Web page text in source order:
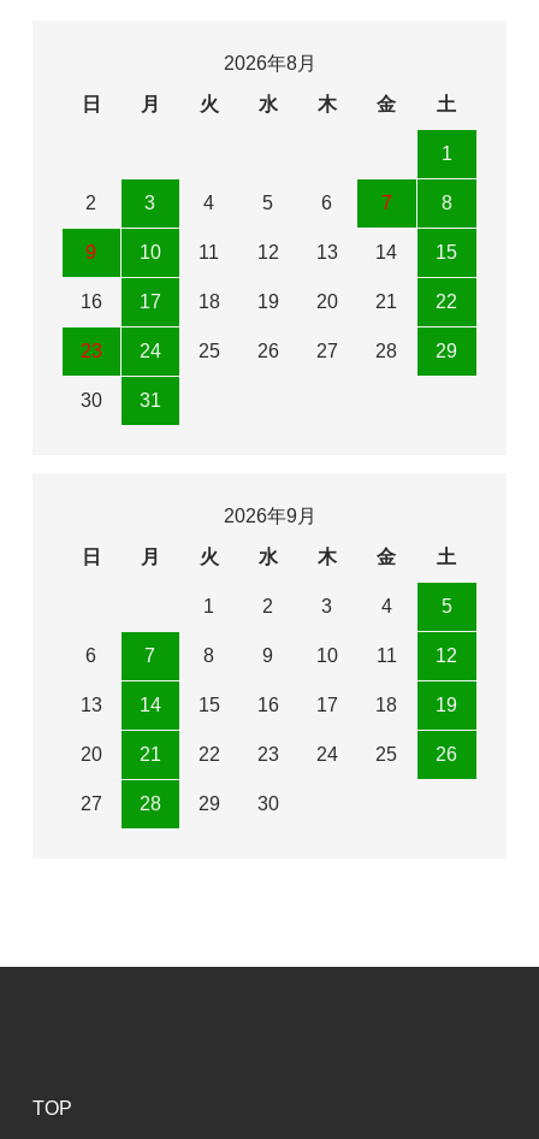
2026年8月
日
月 火 水 木 金 土
1
2 3 4 5 6 7 8
9 10 11 12 13 14 15
16 17 18 19 20 21 22
23 24 25 26 27 28 29
30 31
2026年9月
日
月 火 水 木 金 土
1 2 3 4 5
6 7 8 9 10 11 12
13 14 15 16 17 18 19
20 21 22 23 24 25 26
27 28 29 30
TOP